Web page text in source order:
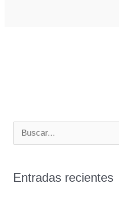
u
c
Entradas recientes